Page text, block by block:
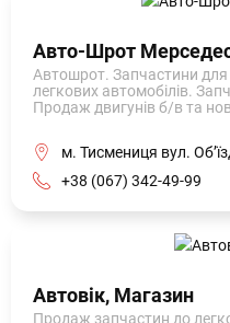
Авто-Шрот
Автошрот. Запчастини
легкових автомобілів.
Продаж двигунів б/в та
м. Тисмениця вул.
+38 (067) 342-49-99
Автовік, Магазин
Продаж запчастин до